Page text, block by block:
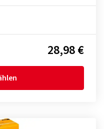
28,98 €